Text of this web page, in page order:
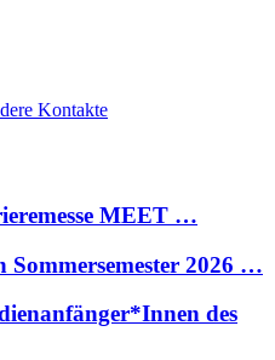
Kontakte
MEET …
2026 …
des